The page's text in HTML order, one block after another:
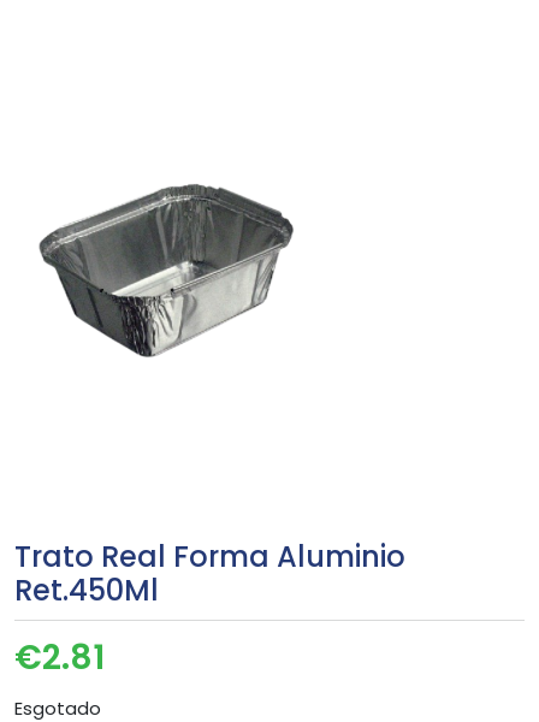
Trato Real Forma Aluminio
Ret.450Ml
€2.81
Esgotado